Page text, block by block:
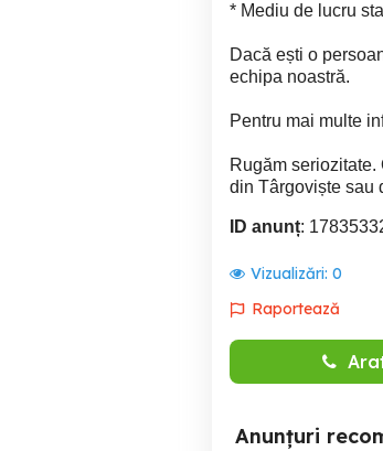
* Mediu de lucru
Dacă ești o
echipa noastră.
Pentru mai multe
Rugăm
din Târgoviște sau
ID anunț:
Vizualizări: 0
Raportează
Anunțuri